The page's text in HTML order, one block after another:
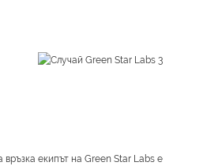
екипът на Green Star Labs е